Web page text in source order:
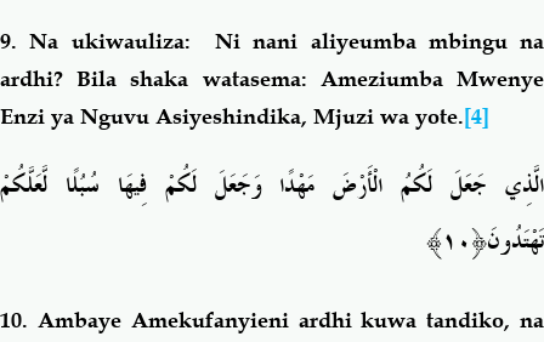
9.Na ukiwauliza: Ni nani aliyeumba mbingu na
ardhi? Bila shaka watasema: Ameziumba Mwenye
Enzi ya Nguvu Asiyeshindika, Mjuzi wa yote.[4]
الَّذِي جَعَلَ لَكُمُ الْأَرْضَ مَهْدًا وَجَعَلَ لَكُمْ فِيهَا سُبُلًا لَّعَلَّكُمْ
تَهْتَدُونَ﴿١٠﴾
10. Ambaye Amekufanyieni ardhi kuwa tandiko, na